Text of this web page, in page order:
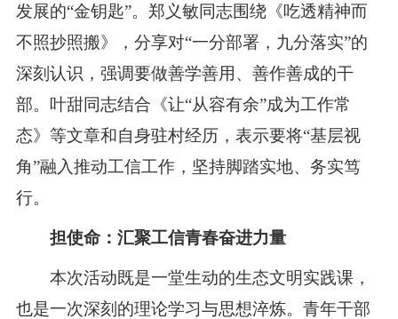
发展的“金钥匙”。郑义敏同志围绕《吃透精神而
不照抄照搬》，分享对“一分部署，九分落实”的
深刻认识，强调要做善学善用、善作善成的干
部。叶甜同志结合《让“从容有余”成为工作常
态》等文章和自身驻村经历，表示要将“基层视
角”融入推动工信工作，坚持脚踏实地、务实笃
行。
担使命：汇聚工信青春奋进力量
本次活动既是一堂生动的生态文明实践课，
也是一次深刻的理论学习与思想淬炼。青年干部